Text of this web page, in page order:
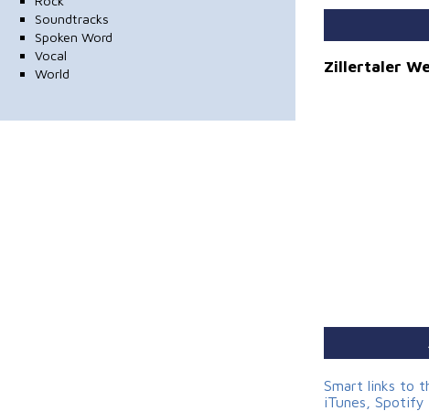
Soundtracks
Spoken Word
Vocal
World
Zillertaler
Smart links to
iTunes, Spotify